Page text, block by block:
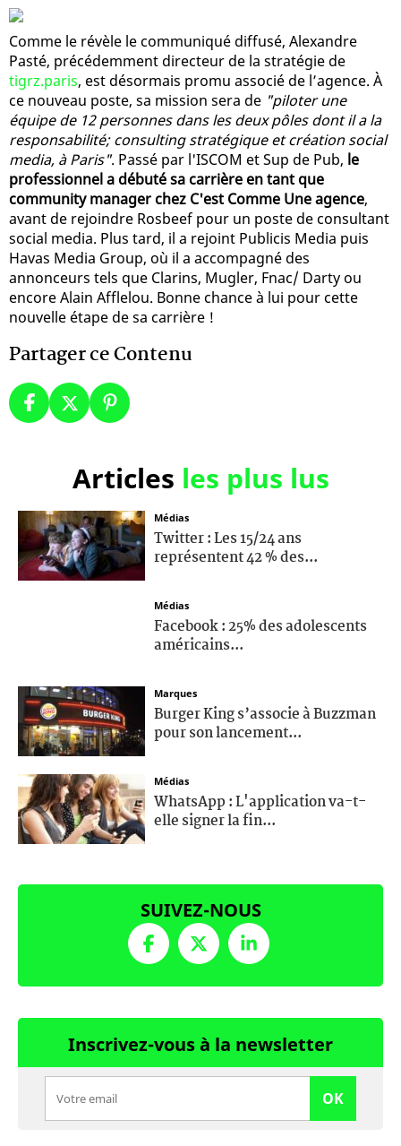
Comme le révèle le communiqué diffusé, Alexandre
Pasté, précédemment directeur de la stratégie de
tigrz.paris, est désormais promu associé de l’agence. À
ce nouveau poste, sa mission sera de "piloter une
équipe de 12 personnes dans les deux pôles dont il a la
responsabilité; consulting stratégique et création social
media, à Paris". Passé par l'ISCOM et Sup de Pub, le
professionnel a débuté sa carrière en tant que
community manager chez C'est Comme Une agence,
avant de rejoindre Rosbeef pour un poste de consultant
social media. Plus tard, il a rejoint Publicis Media puis
Havas Media Group, où il a accompagné des
annonceurs tels que Clarins, Mugler, Fnac/ Darty ou
encore Alain Afflelou. Bonne chance à lui pour cette
nouvelle étape de sa carrière !
Partager ce Contenu
Articles les plus lus
Médias
Twitter : Les 15/24 ans
représentent 42 % des...
Médias
Facebook : 25% des adolescents
américains...
Marques
Burger King s’associe à Buzzman
pour son lancement...
Médias
WhatsApp : L'application va-t-
elle signer la fin...
SUIVEZ-NOUS
Inscrivez-vous à la newsletter
OK